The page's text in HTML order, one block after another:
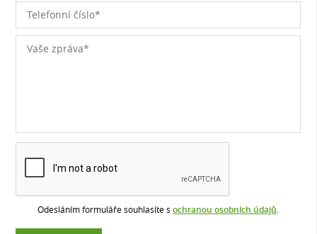
Odesláním formuláře souhlasíte s ochranou osobních údajů